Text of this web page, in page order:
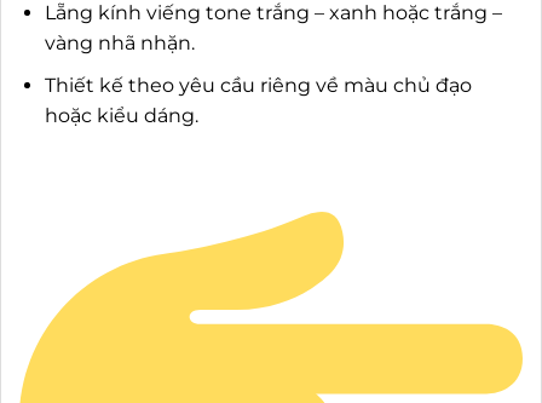
Lẵng kính viếng tone trắng – xanh hoặc trắng –
vàng nhã nhặn.
Thiết kế theo yêu cầu riêng về màu chủ đạo
hoặc kiểu dáng.